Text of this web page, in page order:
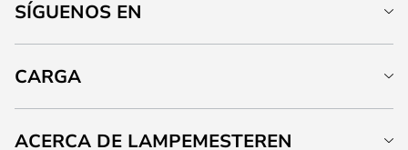
SÍGUENOS EN
CARGA
ACERCA DE LAMPEMESTEREN